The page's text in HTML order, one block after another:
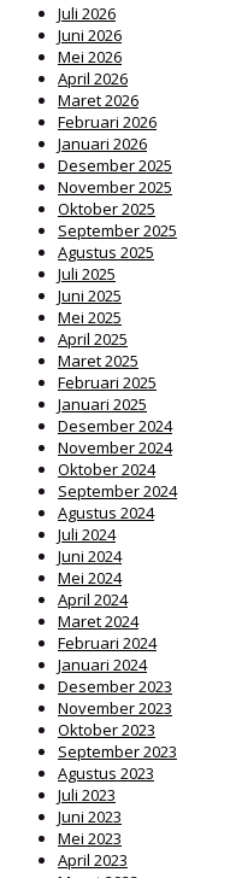
Juli 2026
Juni 2026
Mei 2026
April 2026
Maret 2026
Februari 2026
Januari 2026
Desember 2025
November 2025
Oktober 2025
September 2025
Agustus 2025
Juli 2025
Juni 2025
Mei 2025
April 2025
Maret 2025
Februari 2025
Januari 2025
Desember 2024
November 2024
Oktober 2024
September 2024
Agustus 2024
Juli 2024
Juni 2024
Mei 2024
April 2024
Maret 2024
Februari 2024
Januari 2024
Desember 2023
November 2023
Oktober 2023
September 2023
Agustus 2023
Juli 2023
Juni 2023
Mei 2023
April 2023